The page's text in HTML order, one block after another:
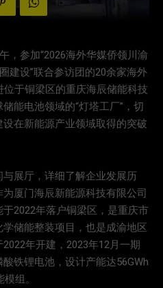
，参加“2026海外华媒侨领川渝
设”联合参访团的20余家海外
于铜梁区的重庆海辰储能科技
能电池领域的“灯塔工厂”，切
在新能源产业领域取得的突破
展厅，详细了解企业发展历
厦门海辰新能源科技有限公司
2022年落户铜梁区，是重庆市
储能整装项目，也是成渝地区
年开建，2023年12月一期
铁锂电池，设计产能达56GWh
组。